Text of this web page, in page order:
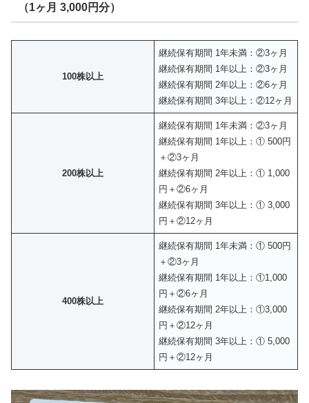
（1ヶ月 3,000円分）
100株以上
継続保有期間 1年未満：②3ヶ月
継続保有期間 1年以上：②3ヶ月
継続保有期間 2年以上：②6ヶ月
継続保有期間 3年以上：②12ヶ月
200株以上
継続保有期間 1年未満：②3ヶ月
継続保有期間 1年以上：① 500円
＋②3ヶ月
継続保有期間 2年以上：① 1,000
円＋②6ヶ月
継続保有期間 3年以上：① 3,000
円＋②12ヶ月
400株以上
継続保有期間 1年未満：① 500円
＋②3ヶ月
継続保有期間 1年以上：①1,000
円＋②6ヶ月
継続保有期間 2年以上：①3,000
円＋②12ヶ月
継続保有期間 3年以上：① 5,000
円＋②12ヶ月